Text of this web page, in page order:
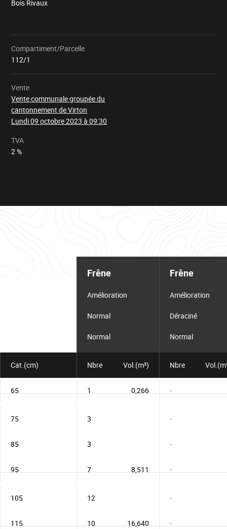
Bois Rivaux
Compartiment/Parcelle
112/1
Vente
Vente communale groupée du
cantonnement de Virton
Lundi 09 octobre 2023 à 09:30
Chargement
TVA
2 %
Frêne Frêne
Amélioration Amélioration
Normal Déraciné
Normal Normal
Cat.(cm) Nbre Vol.(m³) Nbre
65 1 -
0,266
75 3 -
85 3 -
95 7 -
8,511
105 12 -
115 10 -
16,640